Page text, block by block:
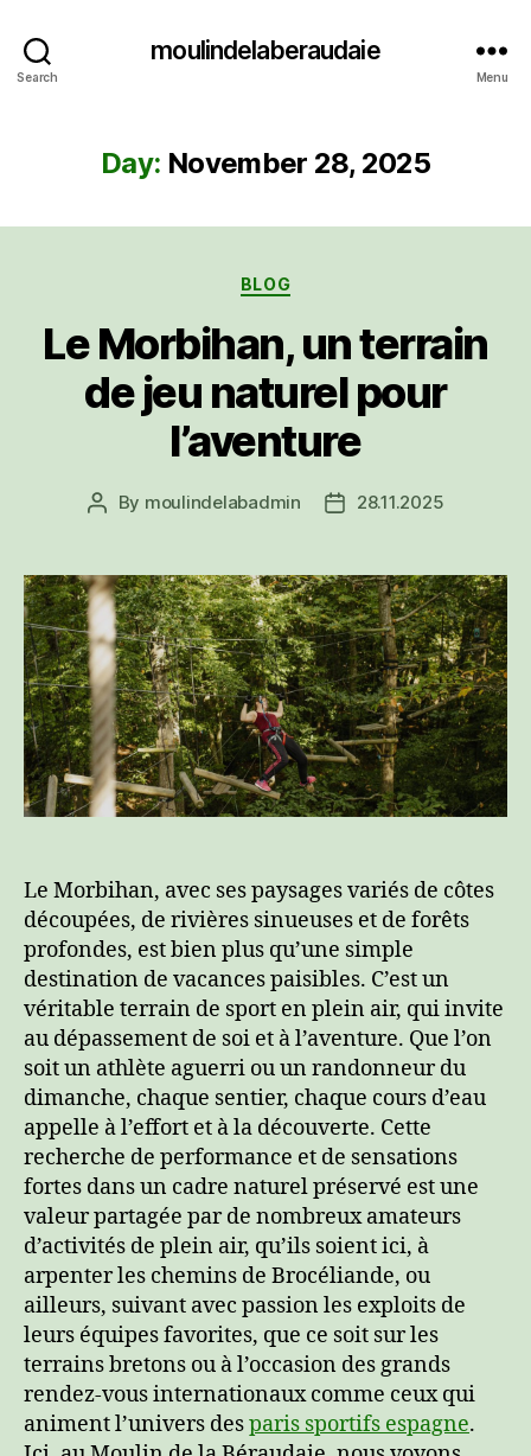
Search
moulindelaberaudaie
Menu
Day: November 28, 2025
Categories
BLOG
Le Morbihan, un terrain
de jeu naturel pour
l’aventure
Post
By moulindelabadmin
Post28.11.2025
Le Morbihan, avec ses paysages variés de côtes
découpées, de rivières sinueuses et de forêts
profondes, est bien plus qu’une simple
destination de vacances paisibles. C’est un
véritable terrain de sport en plein air, qui invite
au dépassement de soi et à l’aventure. Que l’on
soit un athlète aguerri ou un randonneur du
dimanche, chaque sentier, chaque cours d’eau
appelle à l’effort et à la découverte. Cette
recherche de performance et de sensations
fortes dans un cadre naturel préservé est une
valeur partagée par de nombreux amateurs
d’activités de plein air, qu’ils soient ici, à
arpenter les chemins de Brocéliande, ou
ailleurs, suivant avec passion les exploits de
leurs équipes favorites, que ce soit sur les
terrains bretons ou à l’occasion des grands
rendez-vous internationaux comme ceux qui
animent l’univers desparis sportifs espagne.